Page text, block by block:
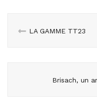
LA GAMME TT23